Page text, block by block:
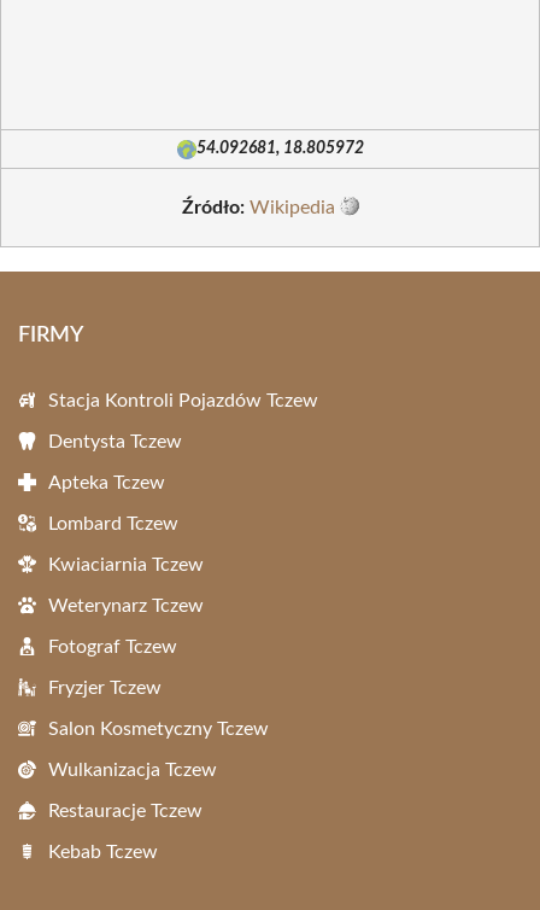
54.092681, 18.805972
Źródło: Wikipedia
FIRMY
Stacja Kontroli Pojazdów Tczew
Dentysta Tczew
Apteka Tczew
Lombard Tczew
Kwiaciarnia Tczew
Weterynarz Tczew
Fotograf Tczew
Fryzjer Tczew
Salon Kosmetyczny Tczew
Wulkanizacja Tczew
Restauracje Tczew
Kebab Tczew